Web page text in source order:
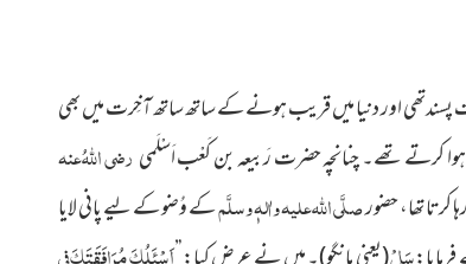
پسندتھی اور دنیا میں قریب ہونے کے ساتھ ساتھ آخِرت میں بھی
کرتے تھے۔ چنانچہ حضرت رَبیعہ بن کَعْب اَسْلَمیرضی اللہُ عنہ
تھا، حضورصلَّی اللہ علیہ واٰلہٖ وسلَّمکے وُضو کے لیے پانی لایا
سَلْ
اَسْئَلُکَ مُرَافَقَتَکَ فِی